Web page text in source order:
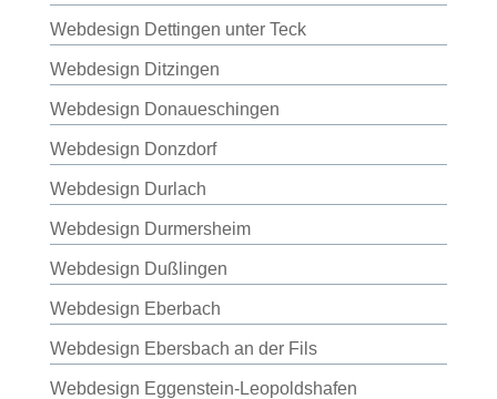
Webdesign Dettingen unter Teck
Webdesign Ditzingen
Webdesign Donaueschingen
Webdesign Donzdorf
Webdesign Durlach
Webdesign Durmersheim
Webdesign Dußlingen
Webdesign Eberbach
Webdesign Ebersbach an der Fils
Webdesign Eggenstein-Leopoldshafen